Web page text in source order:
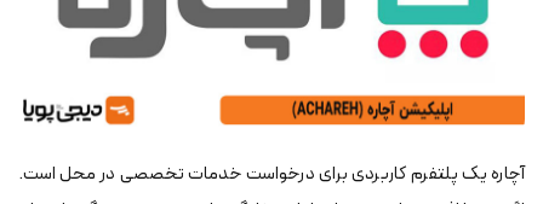
آچاره یک پلتفرم کاربردی برای درخواست خدمات تخصصی در محل است.